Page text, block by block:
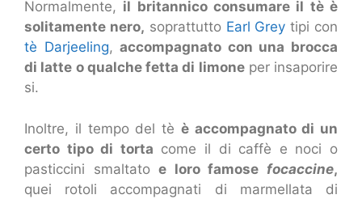
Normalmente, il britannico consumare il tè è
solitamente nero, soprattutto Earl Grey tipi con
tè Darjeeling,accompagnato con una brocca
di latte o qualche fetta di limoneper insaporire
si.
Inoltre, il tempo del tè è accompagnato di un
certo tipo di torta come il di caffè e noci o
pasticcini smaltatoe loro famose focaccine,
quei rotoli accompagnati di marmellata di